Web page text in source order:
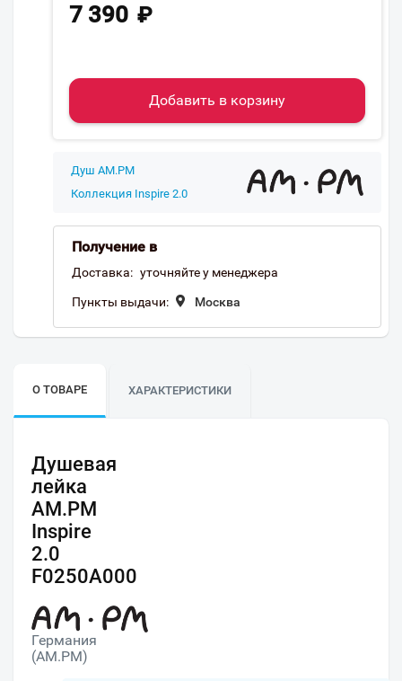
7 390 ₽
Добавить в корзину
Душ AM.PM
Коллекция Inspire 2.0
Получение в
Доставка: уточняйте у менеджера
Пункты выдачи: Москва
О ТОВАРЕ ХАРАКТЕРИСТИКИ
Душевая
лейка
AM.PM
Inspire
2.0
F0250A000
Германия
(AM.PM)